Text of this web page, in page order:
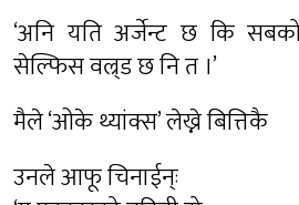
‘अनि यति अर्जेन्ट छ कि
सेल्फिस वल्र्ड छ नि त ।’
मैले ‘ओके थ्यांक्स’ लेख्ने बित्तिकै
उनले आफू चिनाईन्ः